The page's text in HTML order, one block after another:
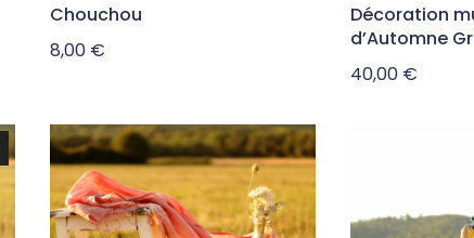
Chouchou
8,00 €
Décoration
d’Automne
40,00 €